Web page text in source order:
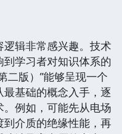
辑非常感兴趣。技术
学习者对知识体系的
二版）”能够呈现一个
基础的概念入手，逐
例如，可能先从电场
介质的绝缘性能，再